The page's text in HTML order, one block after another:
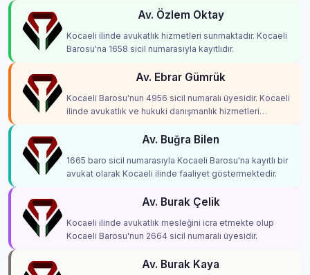
Av. Özlem Oktay
Kocaeli ilinde avukatlık hizmetleri sunmaktadır. Kocaeli
Barosu'na 1658 sicil numarasıyla kayıtlıdır.
Av. Ebrar Gümrük
Kocaeli Barosu'nun 4956 sicil numaralı üyesidir. Kocaeli
ilinde avukatlık ve hukuki danışmanlık hizmetleri
Av. Buğra Bilen
1665 baro sicil numarasıyla Kocaeli Barosu'na kayıtlı bir
avukat olarak Kocaeli ilinde faaliyet göstermektedir.
Av. Burak Çelik
Kocaeli ilinde avukatlık mesleğini icra etmekte olup
Kocaeli Barosu'nun 2664 sicil numaralı üyesidir.
Av. Burak Kaya